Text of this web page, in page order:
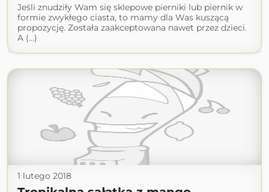
Jeśli znudziły Wam się sklepowe pierniki lub piernik w
formie zwykłego ciasta, to mamy dla Was kuszącą
propozycję. Została zaakceptowana nawet przez dzieci.
A (...)
1 lutego 2018